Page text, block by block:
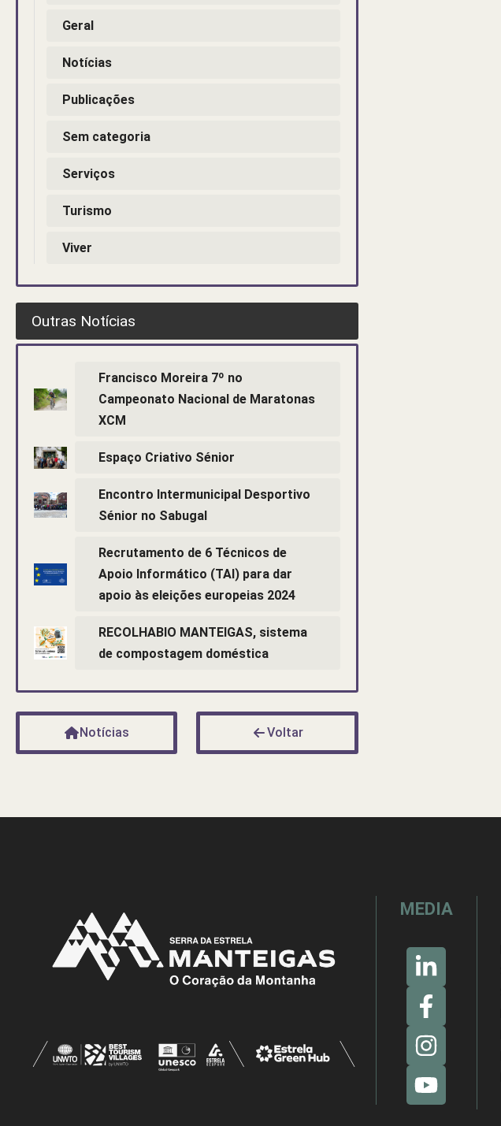
Geral
Notícias
Publicações
Sem categoria
Serviços
Turismo
Viver
Outras Notícias
Francisco Moreira 7º no
Campeonato Nacional de Maratonas
XCM
Espaço Criativo Sénior
Encontro Intermunicipal Desportivo
Sénior no Sabugal
Recrutamento de 6 Técnicos de
Apoio Informático (TAI) para dar
apoio às eleições europeias 2024
RECOLHABIO MANTEIGAS, sistema
de compostagem doméstica
Notícias Voltar
MEDIA